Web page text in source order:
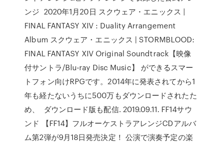
ンジ 2020年1月20日 スクウェア・エニックス |
FINAL FANTASY XIV : Duality Arrangement
Album スクウェア・エニックス | STORMBLOOD:
FINAL FANTASY XIV Original Soundtrack【映像
付サントラ/Blu-ray Disc Music】 ができるスマー
トフォン向けRPGです。2014年に発表されてから1
年も経たないうちに500万もダウンロードされたた
め、 ダウンロード版も配信. 2019.09.11. FF14サウ
ンド 【FF14】フルオーケストラアレンジCDアルバ
ム第2弾が9月18日発売決定！ 公演で演奏予定の楽